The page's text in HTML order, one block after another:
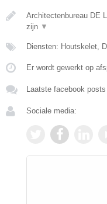
Architectenbureau DE
zijn ▼
Diensten: Houtskelet,
Er wordt gewerkt op
Laatste facebook posts
Sociale media: